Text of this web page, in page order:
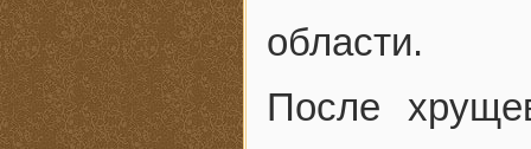
области.
После